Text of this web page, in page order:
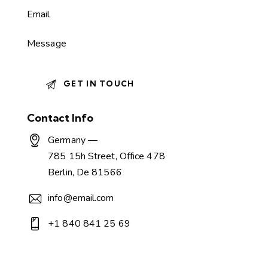
Contact Info
Germany —
785 15h Street, Office 478
Berlin, De 81566
info@email.com
+1 840 841 25 69